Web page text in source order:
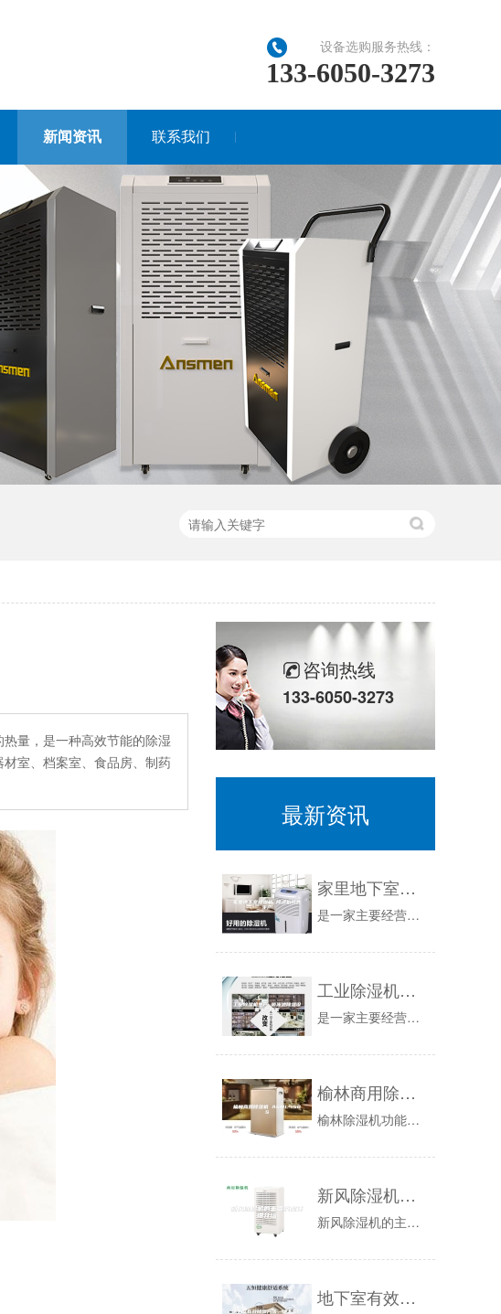
设备选购服务热线：
133-6050-3273
新闻资讯 联系我们
量，是一种高效节能的除湿
室、档案室、食品房、制药
咨询热线
133-6050-3273
最新资讯
家里地下室除湿机 除湿机销售生产
是一家主要经营除湿机的公司，除湿机能有利仓储干货，比如五谷、茶叶等，避免受潮发霉而变质，除湿机有利于家人健康，潮湿容易滋生，影响家人健康，如...
工业除湿机生产 游泳池除湿设备生产厂家
是一家主要经营除湿机的公司，随着生活水平的不断提高，近年来，人们环保意识的不断增强，除湿机慢慢走近的人们的视线，成为了很多拥有空调家庭的不可...
榆林商用除湿机 ASML-150S
榆林除湿机功能说明*微电脑控制，自动除霜*湿度智能控制，自动运行。超出设定值自动运行除湿，达到设定值自动待机*大功率除湿、效率高、速度快*定...
新风除湿机的主要类型详细介绍
新风除湿机的主要类型1.冷冻除湿机1.1按运用功能分，可分为：普通型、降低温度型、调温型、多功能型。普通型除湿机是指空气通过蒸发器冷却除湿，...
地下室有效除湿方法，地下室除湿机方案EP-12s